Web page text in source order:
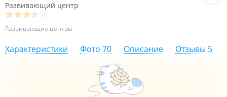
Развивающий центр
Развивающие центры
Характеристики Фото 70 Описание Отзывы 5